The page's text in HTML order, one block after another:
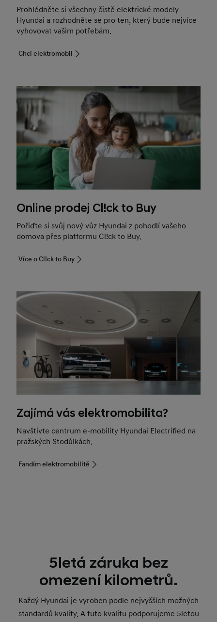
Prohlédněte si všechny čistě elektrické modely
Hyundai a rozhodněte se pro ten, který bude nejvíce
vyhovovat vašim potřebám.
Chci elektromobil
Online prodej Cl!ck to Buy
Pořiďte si svůj nový vůz Hyundai z pohodlí vašeho
domova přes platformu Cl!ck to Buy.
Více o Cl!ck to Buy
Zajímá vás elektromobilita?
Navštivte centrum e-mobility Hyundai Electrified na
pražských Stodůlkách.
Fandím elektromobilitě
5letá záruka bez
omezení kilometrů.
Každý Hyundai je vyroben podle nejvyšších možných
standardů kvality. A tuto kvalitu podporujeme 5letou